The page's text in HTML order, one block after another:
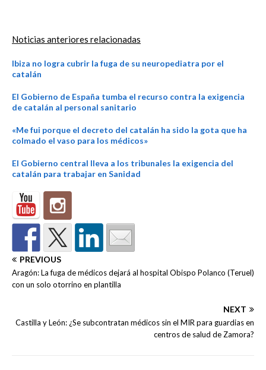
Noticias anteriores relacionadas
Ibiza no logra cubrir la fuga de su neuropediatra por el
catalán
El Gobierno de España tumba el recurso contra la exigencia
de catalán al personal sanitario
«Me fui porque el decreto del catalán ha sido la gota que ha
colmado el vaso para los médicos»
El Gobierno central lleva a los tribunales la exigencia del
catalán para trabajar en Sanidad
PREVIOUS
Aragón: La fuga de médicos dejará al hospital Obispo Polanco (Teruel)
con un solo otorrino en plantilla
NEXT
Castilla y León: ¿Se subcontratan médicos sin el MIR para guardias en
centros de salud de Zamora?